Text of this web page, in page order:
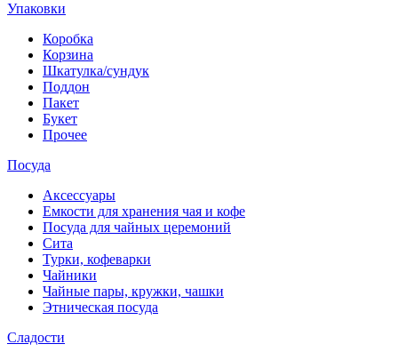
Упаковки
Коробка
Корзина
Шкатулка/сундук
Поддон
Пакет
Букет
Прочее
Посуда
Аксессуары
Емкости для хранения чая и кофе
Посуда для чайных церемоний
Сита
Турки, кофеварки
Чайники
Чайные пары, кружки, чашки
Этническая посуда
Сладости